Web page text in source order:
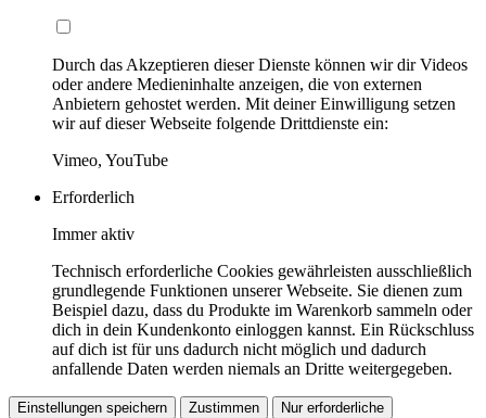
Durch das Akzeptieren dieser Dienste können wir dir Videos
oder andere Medieninhalte anzeigen, die von externen
Anbietern gehostet werden. Mit deiner Einwilligung setzen
wir auf dieser Webseite folgende Drittdienste ein:
Vimeo, YouTube
Erforderlich
Immer aktiv
Technisch erforderliche Cookies gewährleisten ausschließlich
grundlegende Funktionen unserer Webseite. Sie dienen zum
Beispiel dazu, dass du Produkte im Warenkorb sammeln oder
dich in dein Kundenkonto einloggen kannst. Ein Rückschluss
auf dich ist für uns dadurch nicht möglich und dadurch
anfallende Daten werden niemals an Dritte weitergegeben.
Einstellungen speichern Zustimmen Nur erforderliche